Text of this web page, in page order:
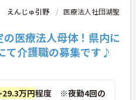
えんじゅ引野
医療法人社団湖聖
の医療法人母体！県内に
て介護職の募集です♪
万円程度 ※夜勤4回の